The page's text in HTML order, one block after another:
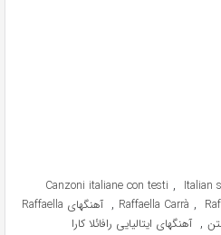
Canzoni italiane con testi , Italian
Raffaella Carrà ,
,
آهنگهای Raffaella
, آهنگهای ایتالیایی رافائلا کارا